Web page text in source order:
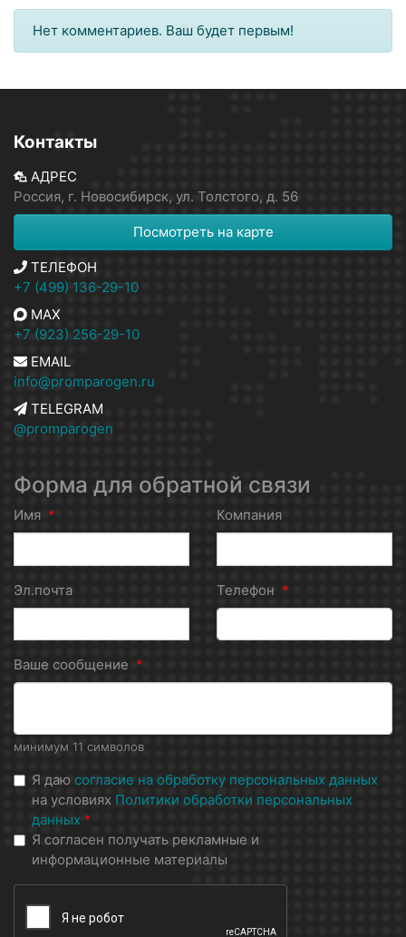
Нет комментариев. Ваш будет первым!
Контакты
АДРЕС
Россия, г. Новосибирск, ул. Толстого, д. 56
Посмотреть на карте
ТЕЛЕФОН
+7 (499) 136-29-10
MAX
+7 (923) 256-29-10
EMAIL
info@promparogen.ru
TELEGRAM
@promparogen
Форма для обратной связи
Имя * Компания
Эл.почта Телефон *
Ваше сообщение *
минимум 11 символов
Я даю согласие на обработку персональных данных
на условиях Политики обработки персональных
данных *
Я согласен получать рекламные и
информационные материалы